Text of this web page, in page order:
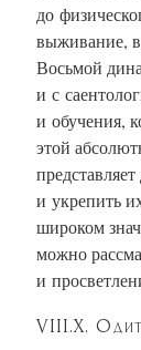
до
выживание,
Восьмой
и с
и обучения,
этой
и укрепить
широком
можно
и
VIII.X.